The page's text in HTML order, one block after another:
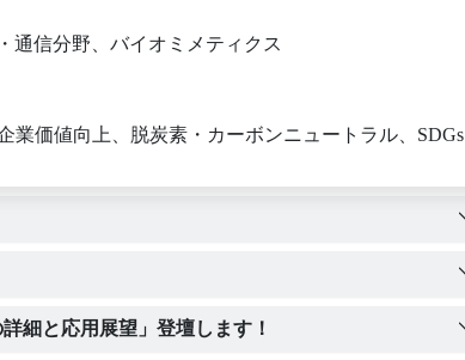
通信分野、バイオミメティクス
価値向上、脱炭素・カーボンニュートラル、SDGs
細と応用展望」登壇します！